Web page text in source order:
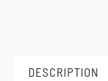
DESCRIPTION